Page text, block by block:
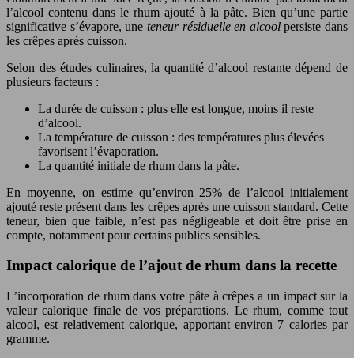
l’alcool contenu dans le rhum ajouté à la pâte. Bien qu’une partie
significative s’évapore, une teneur résiduelle en alcoolpersiste dans
les crêpes après cuisson.
Selon des études culinaires, la quantité d’alcool restante dépend de
plusieurs facteurs :
La durée de cuisson : plus elle est longue, moins il reste
d’alcool.
La température de cuisson : des températures plus élevées
favorisent l’évaporation.
La quantité initiale de rhum dans la pâte.
En moyenne, on estime qu’environ 25% de l’alcool initialement
ajouté reste présent dans les crêpes après une cuisson standard. Cette
teneur, bien que faible, n’est pas négligeable et doit être prise en
compte, notamment pour certains publics sensibles.
Impact calorique de l’ajout de rhum dans la recette
L’incorporation de rhum dans votre pâte à crêpes a un impact sur la
valeur calorique finale de vos préparations. Le rhum, comme tout
alcool, est relativement calorique, apportant environ 7 calories par
gramme.